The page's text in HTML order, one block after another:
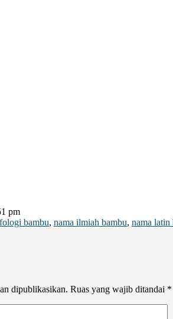
pm
bambu, nama ilmiah bambu, nama latin
dipublikasikan. Ruas yang wajib ditandai *